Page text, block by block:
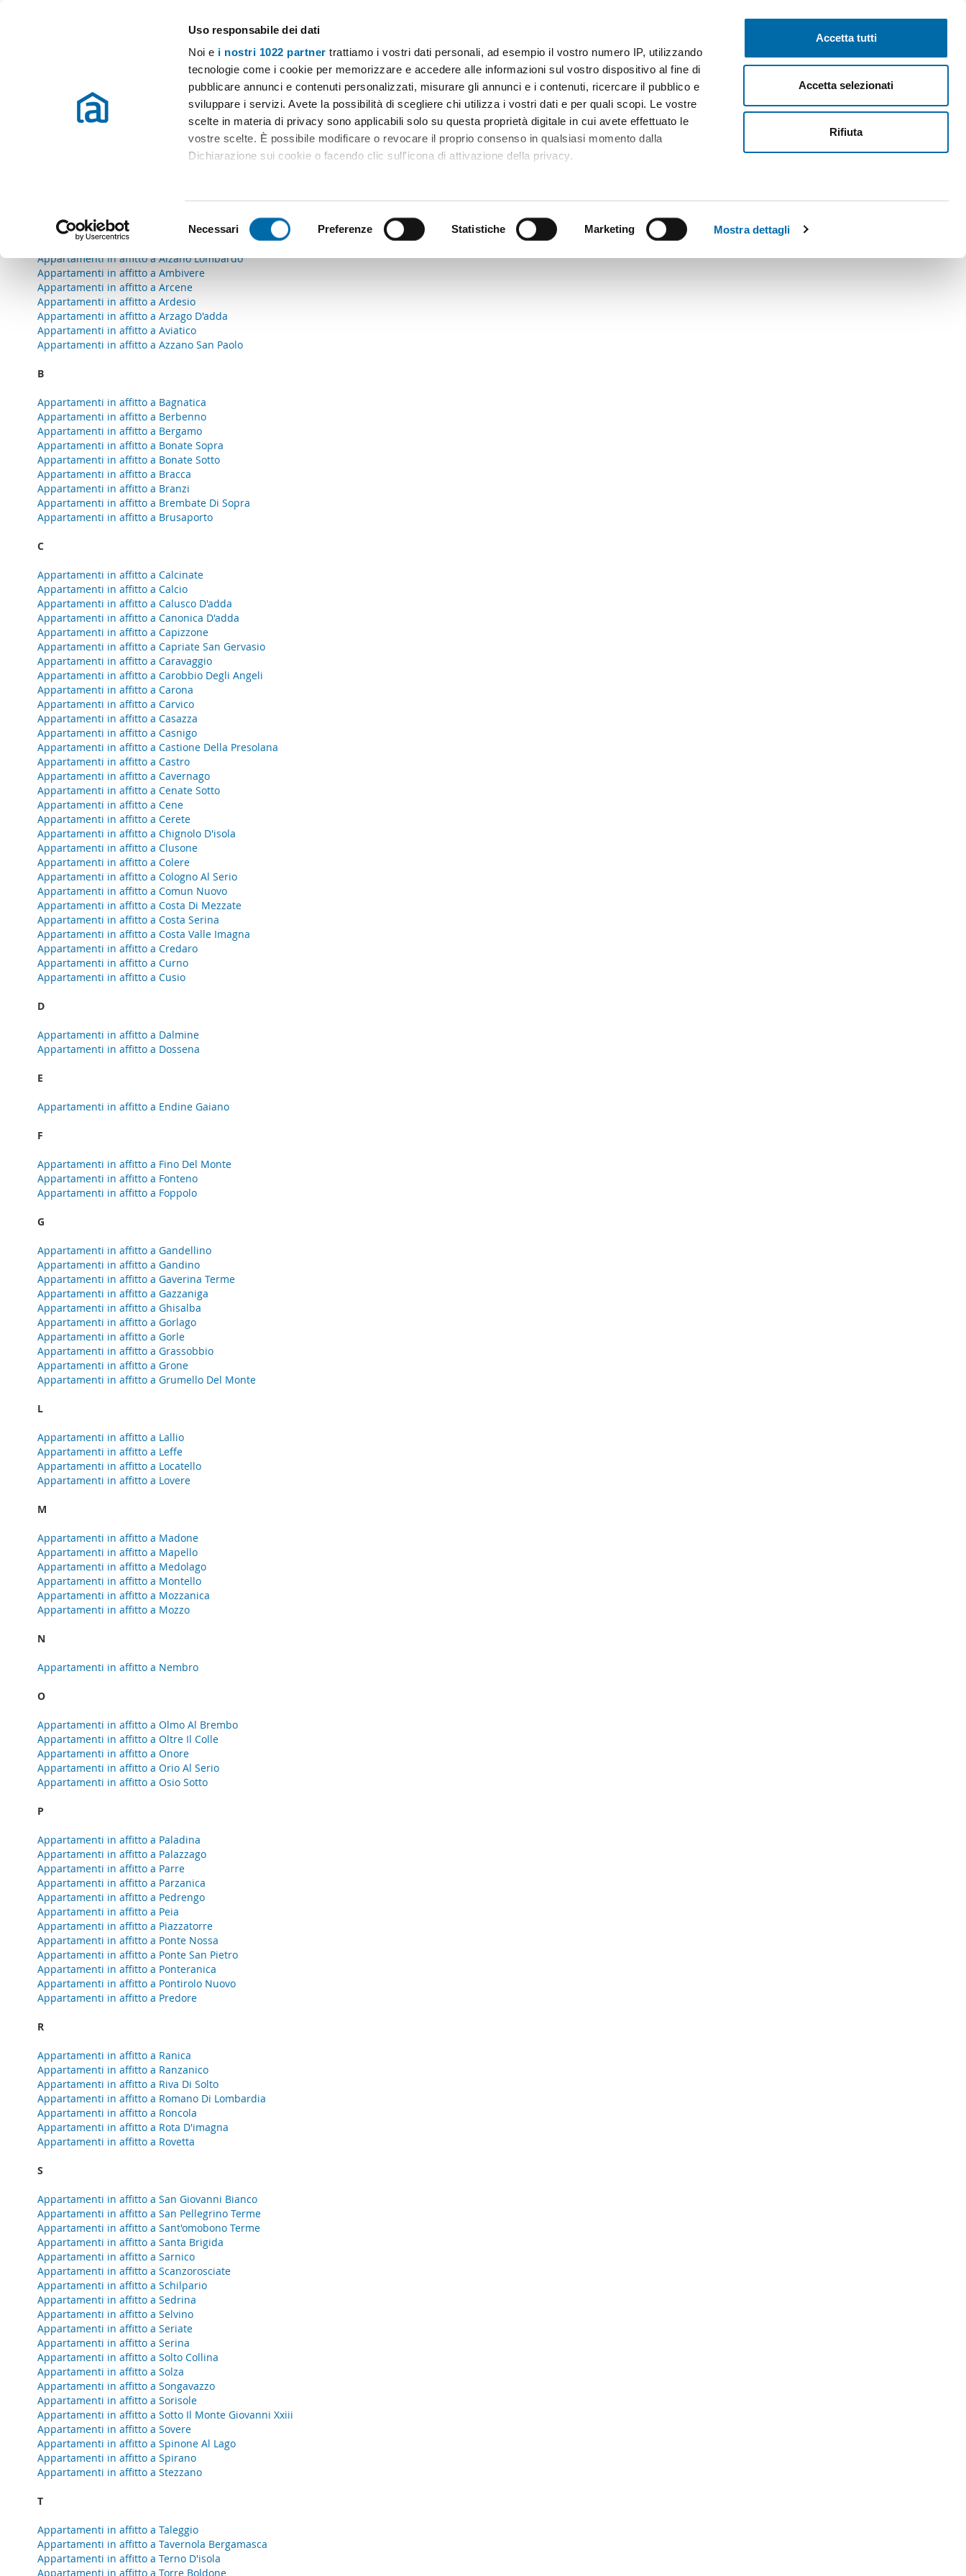
Uso responsabile dei dati
Noi e i nostri 1022 partner trattiamo i vostri dati personali, ad esempio il vostro numero IP, utilizzando
tecnologie come i cookie per memorizzare e accedere alle informazioni sul vostro dispositivo al fine di
pubblicare annunci e contenuti personalizzati, misurare gli annunci e i contenuti, ricercare il pubblico e
sviluppare i servizi. Avete la possibilità di scegliere chi utilizza i vostri dati e per quali scopi. Le vostre
scelte in materia di privacy sono applicabili solo su questa proprietà digitale in cui avete effettuato le
vostre scelte. È possibile modificare o revocare il proprio consenso in qualsiasi momento dalla
Dichiarazione sui cookie o facendo clic sull'icona di attivazione della privacy.
Identificare il tuo dispositivo, scansionandolo attivamente alla ricerca di caratteristiche specifiche
(impronte digitali).
Approfondisci come vengono elaborati i tuoi dati personali e imposta le tue preferenze nella
Utilizziamo i cookie per personalizzare contenuti ed annunci, per fornire funzionalità dei social media e
per analizzare il nostro traffico. Condividiamo inoltre informazioni sul modo in cui utilizza il nostro sito
con i nostri partner che si occupano di analisi dei dati web, pubblicità e social media, i quali potrebbero
e
e
z
i
o
n
l
c
o
n
s
e
n
Necessari Preferenze Statistiche Marketing Mostra dettagli
Accetta tutti
Accetta selezionati
Rifiuta
Case e appartamenti in affitto in tutta Italia
Pubblica gratis Inizia sessione
Immobili in affitto in provincia di Bergamo
Appartamenti in affitto a Adrara San Martino
Appartamenti in affitto a Adrara San Rocco
Appartamenti in affitto a Algua
Appartamenti in affitto a Almenno San Bartolomeo
Appartamenti in affitto a Almenno San Salvatore
Appartamenti in affitto a Alzano Lombardo
Appartamenti in affitto a Ambivere
Appartamenti in affitto a Arcene
Appartamenti in affitto a Ardesio
Appartamenti in affitto a Arzago D'adda
Appartamenti in affitto a Aviatico
Appartamenti in affitto a Azzano San Paolo
B
Appartamenti in affitto a Bagnatica
Appartamenti in affitto a Berbenno
Appartamenti in affitto a Bergamo
Appartamenti in affitto a Bonate Sopra
Appartamenti in affitto a Bonate Sotto
Appartamenti in affitto a Bracca
Appartamenti in affitto a Branzi
Appartamenti in affitto a Brembate Di Sopra
Appartamenti in affitto a Brusaporto
C
Appartamenti in affitto a Calcinate
Appartamenti in affitto a Calcio
Appartamenti in affitto a Calusco D'adda
Appartamenti in affitto a Canonica D'adda
Appartamenti in affitto a Capizzone
Appartamenti in affitto a Capriate San Gervasio
Appartamenti in affitto a Caravaggio
Appartamenti in affitto a Carobbio Degli Angeli
Appartamenti in affitto a Carona
Appartamenti in affitto a Carvico
Appartamenti in affitto a Casazza
Appartamenti in affitto a Casnigo
Appartamenti in affitto a Castione Della Presolana
Appartamenti in affitto a Castro
Appartamenti in affitto a Cavernago
Appartamenti in affitto a Cenate Sotto
Appartamenti in affitto a Cene
Appartamenti in affitto a Cerete
Appartamenti in affitto a Chignolo D'isola
Appartamenti in affitto a Clusone
Appartamenti in affitto a Colere
Appartamenti in affitto a Cologno Al Serio
Appartamenti in affitto a Comun Nuovo
Appartamenti in affitto a Costa Di Mezzate
Appartamenti in affitto a Costa Serina
Appartamenti in affitto a Costa Valle Imagna
Appartamenti in affitto a Credaro
Appartamenti in affitto a Curno
Appartamenti in affitto a Cusio
D
Appartamenti in affitto a Dalmine
Appartamenti in affitto a Dossena
E
Appartamenti in affitto a Endine Gaiano
F
Appartamenti in affitto a Fino Del Monte
Appartamenti in affitto a Fonteno
Appartamenti in affitto a Foppolo
G
Appartamenti in affitto a Gandellino
Appartamenti in affitto a Gandino
Appartamenti in affitto a Gaverina Terme
Appartamenti in affitto a Gazzaniga
Appartamenti in affitto a Ghisalba
Appartamenti in affitto a Gorlago
Appartamenti in affitto a Gorle
Appartamenti in affitto a Grassobbio
Appartamenti in affitto a Grone
Appartamenti in affitto a Grumello Del Monte
L
Appartamenti in affitto a Lallio
Appartamenti in affitto a Leffe
Appartamenti in affitto a Locatello
Appartamenti in affitto a Lovere
M
Appartamenti in affitto a Madone
Appartamenti in affitto a Mapello
Appartamenti in affitto a Medolago
Appartamenti in affitto a Montello
Appartamenti in affitto a Mozzanica
Appartamenti in affitto a Mozzo
N
Appartamenti in affitto a Nembro
O
Appartamenti in affitto a Olmo Al Brembo
Appartamenti in affitto a Oltre Il Colle
Appartamenti in affitto a Onore
Appartamenti in affitto a Orio Al Serio
Appartamenti in affitto a Osio Sotto
P
Appartamenti in affitto a Paladina
Appartamenti in affitto a Palazzago
Appartamenti in affitto a Parre
Appartamenti in affitto a Parzanica
Appartamenti in affitto a Pedrengo
Appartamenti in affitto a Peia
Appartamenti in affitto a Piazzatorre
Appartamenti in affitto a Ponte Nossa
Appartamenti in affitto a Ponte San Pietro
Appartamenti in affitto a Ponteranica
Appartamenti in affitto a Pontirolo Nuovo
Appartamenti in affitto a Predore
R
Appartamenti in affitto a Ranica
Appartamenti in affitto a Ranzanico
Appartamenti in affitto a Riva Di Solto
Appartamenti in affitto a Romano Di Lombardia
Appartamenti in affitto a Roncola
Appartamenti in affitto a Rota D'imagna
Appartamenti in affitto a Rovetta
S
Appartamenti in affitto a San Giovanni Bianco
Appartamenti in affitto a San Pellegrino Terme
Appartamenti in affitto a Sant'omobono Terme
Appartamenti in affitto a Santa Brigida
Appartamenti in affitto a Sarnico
Appartamenti in affitto a Scanzorosciate
Appartamenti in affitto a Schilpario
Appartamenti in affitto a Sedrina
Appartamenti in affitto a Selvino
Appartamenti in affitto a Seriate
Appartamenti in affitto a Serina
Appartamenti in affitto a Solto Collina
Appartamenti in affitto a Solza
Appartamenti in affitto a Songavazzo
Appartamenti in affitto a Sorisole
Appartamenti in affitto a Sotto Il Monte Giovanni Xxiii
Appartamenti in affitto a Sovere
Appartamenti in affitto a Spinone Al Lago
Appartamenti in affitto a Spirano
Appartamenti in affitto a Stezzano
T
Appartamenti in affitto a Taleggio
Appartamenti in affitto a Tavernola Bergamasca
Appartamenti in affitto a Terno D'isola
Appartamenti in affitto a Torre Boldone